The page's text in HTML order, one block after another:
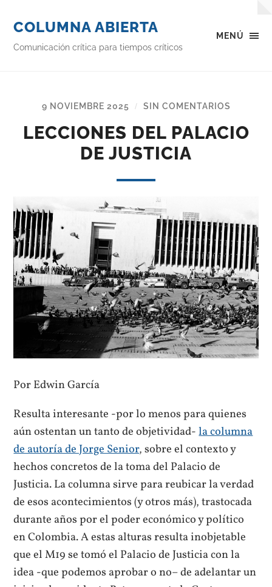
MENÚ
COLUMNA ABIERTA
Comunicación crítica para tiempos críticos
9 NOVIEMBRE 2025 / SIN COMENTARIOS
LECCIONES DEL PALACIO
DE JUSTICIA
Por Edwin García
Resulta interesante -por lo menos para quienes
aún ostentan un tanto de objetividad-la columna
de autoría de Jorge Senior, sobre el contexto y
hechos concretos de la toma del Palacio de
Justicia. La columna sirve para reubicar la verdad
de esos acontecimientos (y otros más), trastocada
durante años por el poder económico y político
en Colombia. A estas alturas resulta inobjetable
que el M19 se tomó el Palacio de Justicia con la
idea -que podemos aprobar o no– de adelantar un